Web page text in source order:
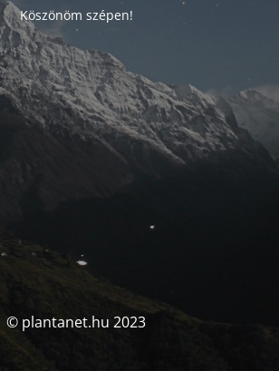
Köszönöm szépen!
© plantanet.hu 2023